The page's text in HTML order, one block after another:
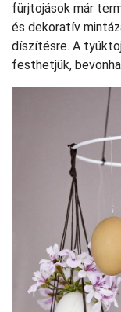
fürjtojások már
és dekoratív
díszítésre. A
festhetjük,